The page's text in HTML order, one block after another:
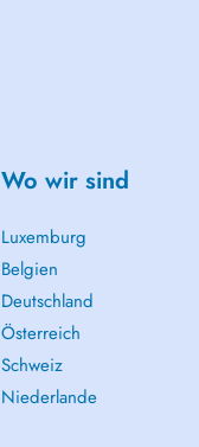
Wo wir sind
Luxemburg
Belgien
Deutschland
Österreich
Schweiz
Niederlande